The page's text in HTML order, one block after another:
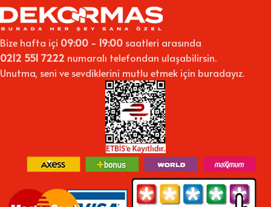
Bize hafta içi 09:00 - 19:00 saatleri arasında
0212 551 7222 numaralı telefondan ulaşabilirsin.
Unutma, seni ve sevdiklerini mutlu etmek için buradayız.